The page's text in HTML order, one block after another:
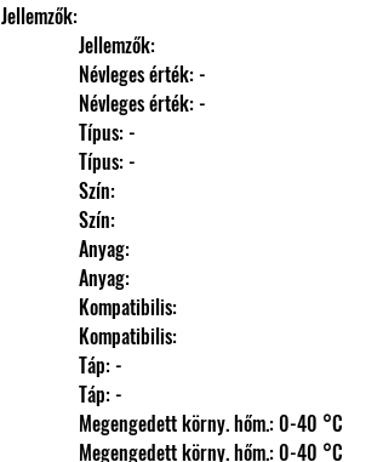
Jellemzők:
                Jellemzők:
                Névleges érték: -
                Névleges érték: -
                Típus: -
                Típus: -
                Szín:
                Szín:
                Anyag:
                Anyag:
                Kompatibilis:
                Kompatibilis:
                Táp: -
                Táp: -
                Megengedett körny. hőm.: 0-40 °C
                Megengedett körny. hőm.: 0-40 °C